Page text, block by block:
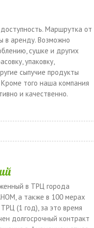
Маршрутка от
в аренду. Возможно
сушке и других
упаковку,
сыпучие продукты
того наша компания
и качественно.
в ТРЦ города
а также в 100 мерах
(1 год), за это время
долгосрочный контракт